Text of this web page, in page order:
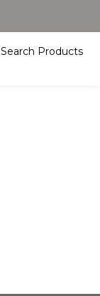
Search Products